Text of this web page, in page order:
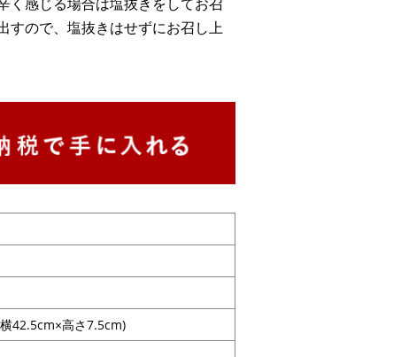
すので、塩抜きはせずにお召し上
42.5cm×高さ7.5cm)